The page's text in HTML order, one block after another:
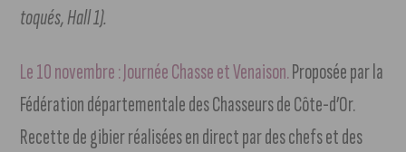
toqués, Hall 1).
Le 10 novembre : Journée Chasse et Venaison.Proposée par la
Fédération départementale des Chasseurs de Côte-d’Or.
Recette de gibier réalisées en direct par des chefs et des